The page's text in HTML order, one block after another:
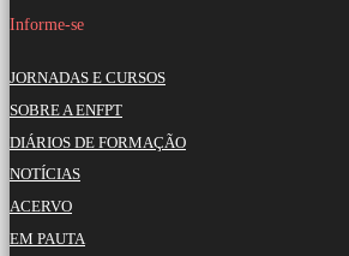
Informe-se
JORNADAS E CURSOS
SOBRE A ENFPT
DIÁRIOS DE FORMAÇÃO
NOTÍCIAS
ACERVO
EM PAUTA